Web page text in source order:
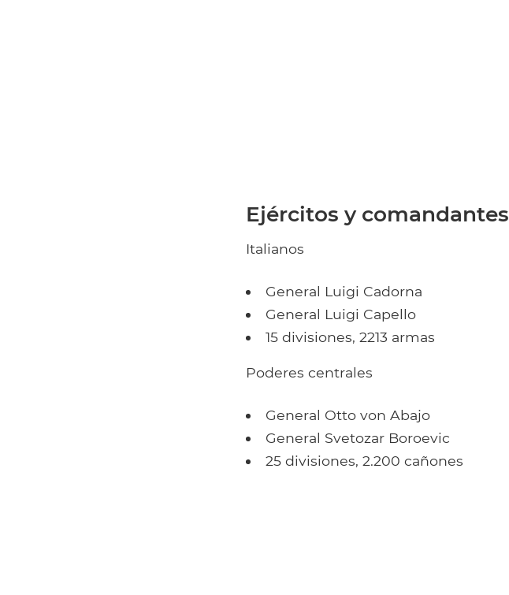
Ejércitos y comandantes
Italianos
General Luigi Cadorna
General Luigi Capello
15 divisiones, 2213 armas
Poderes centrales
General Otto von Abajo
General Svetozar Boroevic
25 divisiones, 2.200 cañones